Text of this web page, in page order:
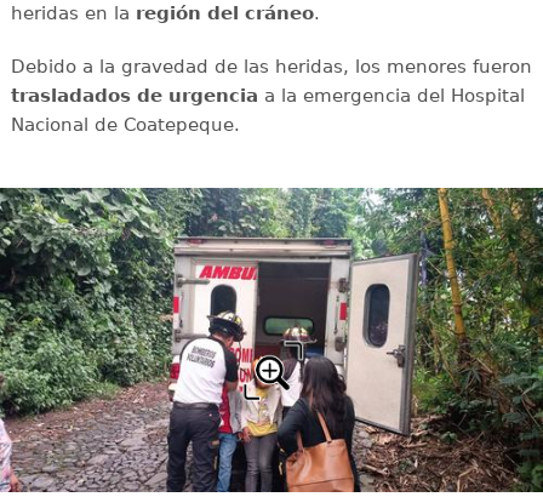
heridas en la región del cráneo.
Debido a la gravedad de las heridas, los menores fueron
trasladados de urgencia a la emergencia del Hospital
Nacional de Coatepeque.